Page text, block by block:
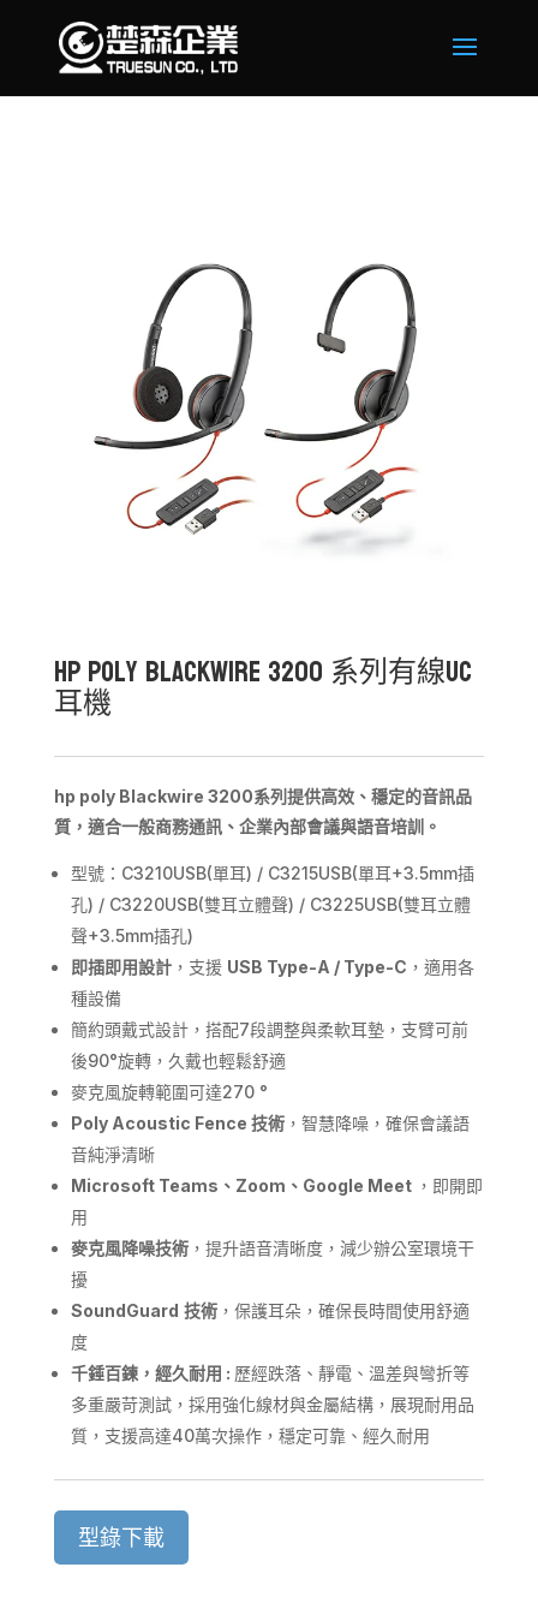
HP Poly Blackwire 3200 系列有線UC
耳機
hp poly Blackwire 3200系列提供高效、穩定的音訊品
質，適合一般商務通訊、企業內部會議與語音培訓。
型號：C3210USB(單耳) / C3215USB(單耳+3.5mm插
孔) / C3220USB(雙耳立體聲) / C3225USB(雙耳立體
聲+3.5mm插孔)
即插即用設計，支援 USB Type-A / Type-C ，適用各
種設備
簡約頭戴式設計，搭配7段調整與柔軟耳墊，支臂可前
後90°旋轉，久戴也輕鬆舒適
麥克風旋轉範圍可達270 °
Poly Acoustic Fence 技術，智慧降噪，確保會議語
音純淨清晰
Microsoft Teams 、 Zoom 、 Google Meet ，即開即
用
麥克風降噪技術，提升語音清晰度，減少辦公室環境干
擾
SoundGuard 技術，保護耳朵，確保長時間使用舒適
度
千錘百鍊，經久耐用 : 歷經跌落、靜電、溫差與彎折等
多重嚴苛測試，採用強化線材與金屬結構，展現耐用品
質，支援高達40萬次操作，穩定可靠、經久耐用
型錄下載